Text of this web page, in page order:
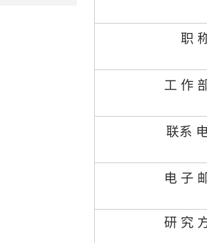
职
工 作
联系
电 子
研 究